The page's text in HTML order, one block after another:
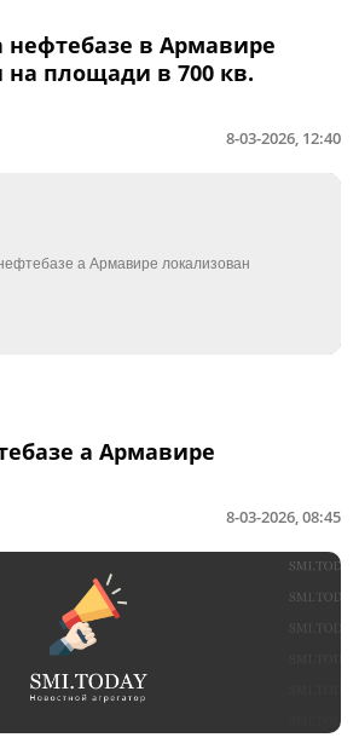
нефтебазе в Армавире
на площади в 700 кв.
8-03-2026, 12:40
а Армавире
8-03-2026, 08:45